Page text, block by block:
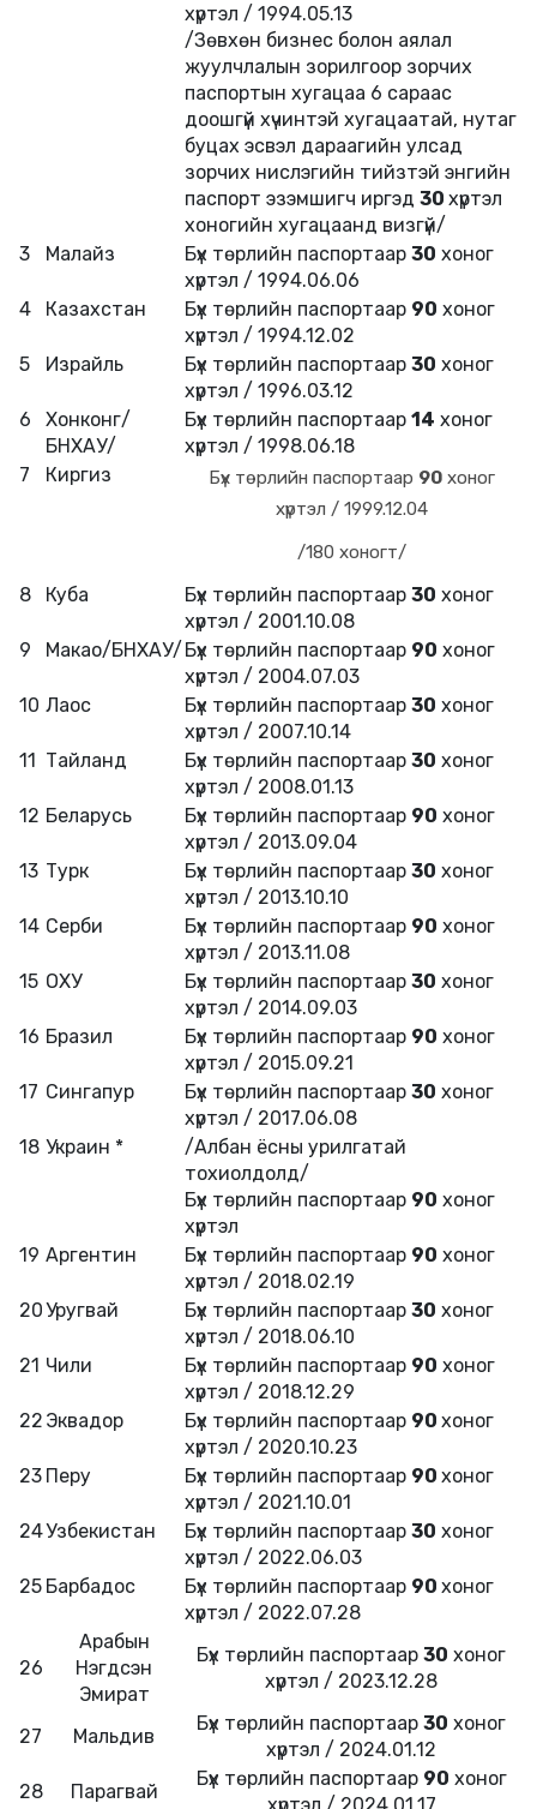
хүртэл / 1994.05.13
/Зөвхөн бизнес болон аялал
жуулчлалын зорилгоор зорчих
паспортын хугацаа 6 сараас
доошгүй хүчинтэй хугацаатай, нутаг
буцах эсвэл дараагийн улсад
зорчих нислэгийн тийзтэй энгийн
паспорт эзэмшигч иргэд 30 хүртэл
хоногийн хугацаанд визгүй/
3
Малайз Бүх төрлийн паспортаар 30 хоног
хүртэл / 1994.06.06
4
Казахстан Бүх төрлийн паспортаар 90 хоног
хүртэл / 1994.12.02
5
Израйль Бүх төрлийн паспортаар 30 хоног
хүртэл / 1996.03.12
6
Хонконг/
БНХАУ/
Бүх төрлийн паспортаар 14 хоног
хүртэл / 1998.06.18
7
Киргиз Бүх төрлийн паспортаар 90хоног
хүртэл / 1999.12.04
/180 хоногт/
8 Куба Бүх төрлийн паспортаар 30 хоног
хүртэл / 2001.10.08
9
Макао/БНХАУ/ Бүх төрлийн паспортаар 90 хоног
хүртэл / 2004.07.03
10 Лаос Бүх төрлийн паспортаар 30 хоног
хүртэл / 2007.10.14
11 Tайланд Бүх төрлийн паспортаар 30 хоног
хүртэл / 2008.01.13
12 Беларусь Бүх төрлийн паспортаар 90 хоног
хүртэл / 2013.09.04
13 Турк Бүх төрлийн паспортаар 30 хоног
хүртэл / 2013.10.10
14 Серби Бүх төрлийн паспортаар 90 хоног
хүртэл / 2013.11.08
15 ОХУ Бүх төрлийн паспортаар 30 хоног
хүртэл / 2014.09.03
16 Бразил Бүх төрлийн паспортаар 90 хоног
хүртэл / 2015.09.21
17 Сингапур Бүх төрлийн паспортаар 30 хоног
хүртэл / 2017.06.08
18 Украин *
/Албан ёсны урилгатай
тохиолдолд/
Бүх төрлийн паспортаар 90 хоног
хүртэл
19 Аргентин Бүх төрлийн паспортаар 90 хоног
хүртэл / 2018.02.19
20Уругвай Бүх төрлийн паспортаар 30 хоног
хүртэл / 2018.06.10
21 Чили Бүх төрлийн паспортаар 90 хоног
хүртэл / 2018.12.29
22 Эквадор Бүх төрлийн паспортаар 90 хоног
хүртэл / 2020.10.23
23 Перу Бүх төрлийн паспортаар 90 хоног
хүртэл / 2021.10.01
24Узбекистан Бүх төрлийн паспортаар 30 хоног
хүртэл / 2022.06.03
25 Барбадос Бүх төрлийн паспортаар 90 хоног
хүртэл / 2022.07.28
26
Арабын
Нэгдсэн
Эмират
Бүх төрлийн паспортаар 30 хоног
хүртэл / 2023.12.28
27 Мальдив
Бүх төрлийн паспортаар 30 хоног
хүртэл / 2024.01.12
28
Парагвай
Бүх төрлийн паспортаар 90 хоног
хүртэл / 2024.01.17